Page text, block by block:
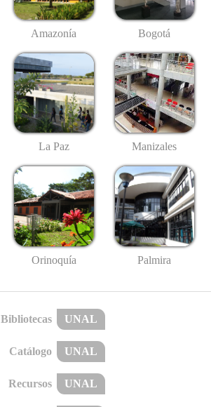
Amazonía Bogotá
La Paz Manizales
Orinoquía Palmira
Bibliotecas UNAL
Catálogo UNAL
Recursos UNAL